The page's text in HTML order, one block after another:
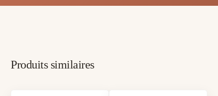
Produits similaires